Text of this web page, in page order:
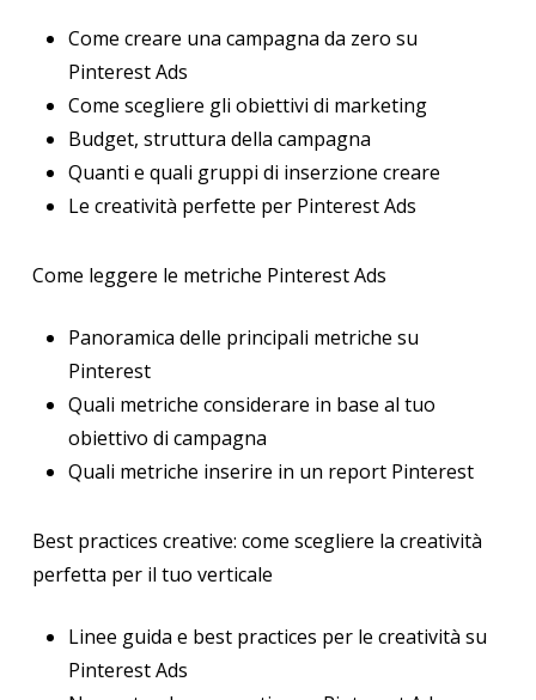
Come creare una campagna da zero su
Pinterest Ads
Come scegliere gli obiettivi di marketing
Budget, struttura della campagna
Quanti e quali gruppi di inserzione creare
Le creatività perfette per Pinterest Ads
Come leggere le metriche Pinterest Ads
Panoramica delle principali metriche su
Pinterest
Quali metriche considerare in base al tuo
obiettivo di campagna
Quali metriche inserire in un report Pinterest
Best practices creative: come scegliere la creatività
perfetta per il tuo verticale
Linee guida e best practices per le creatività su
Pinterest Ads